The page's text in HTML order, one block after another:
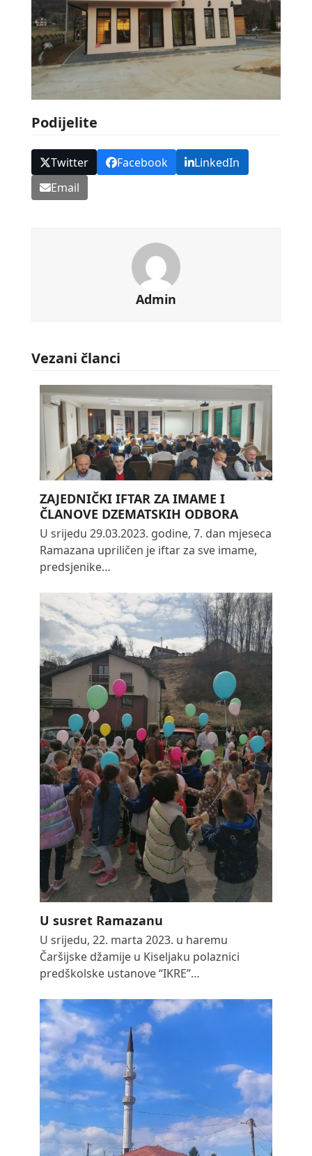
Podijelite
Twitter Facebook
LinkedIn
Email
Admin
Vezani članci
ZAJEDNIČKI IFTAR ZA IMAME I
ČLANOVE DZEMATSKIH ODBORA
U srijedu 29.03.2023. godine, 7. dan mjeseca
Ramazana upriličen je iftar za sve imame,
predsjenike…
U susret Ramazanu
U srijedu, 22. marta 2023. u haremu
Čaršijske džamije u Kiseljaku polaznici
predškolske ustanove “IKRE”…